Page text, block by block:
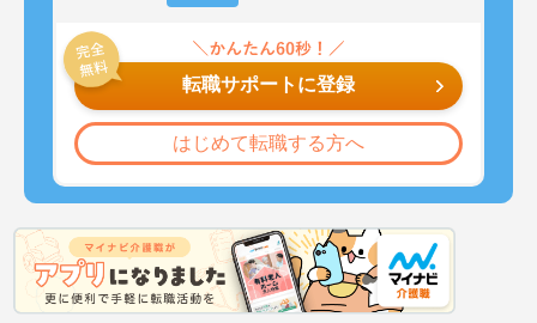
転職サポートに登録
はじめて転職する方へ